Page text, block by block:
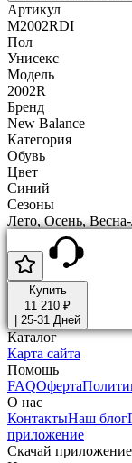
Артикул
M2002RDI
Пол
Унисекс
Модель
2002R
Бренд
New Balance
Категория
Обувь
Цвет
Синий
Сезоны
Лето, Осень,
Купить
11 210 ₽
25-31 Дней
Каталог
Карта сайта
Помощь
FAQОферта
О нас
КонтактыНаш блог
приложение
Скачай